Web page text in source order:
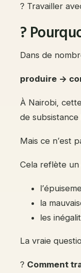
? Travailler
?
Dans de
produire →
À Nairobi,
de subsistance
Mais ce n’est
Cela reflète un
la
les
La vraie
? Comment